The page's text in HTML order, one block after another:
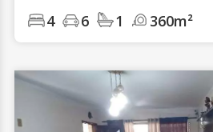
4 6 1 360m²